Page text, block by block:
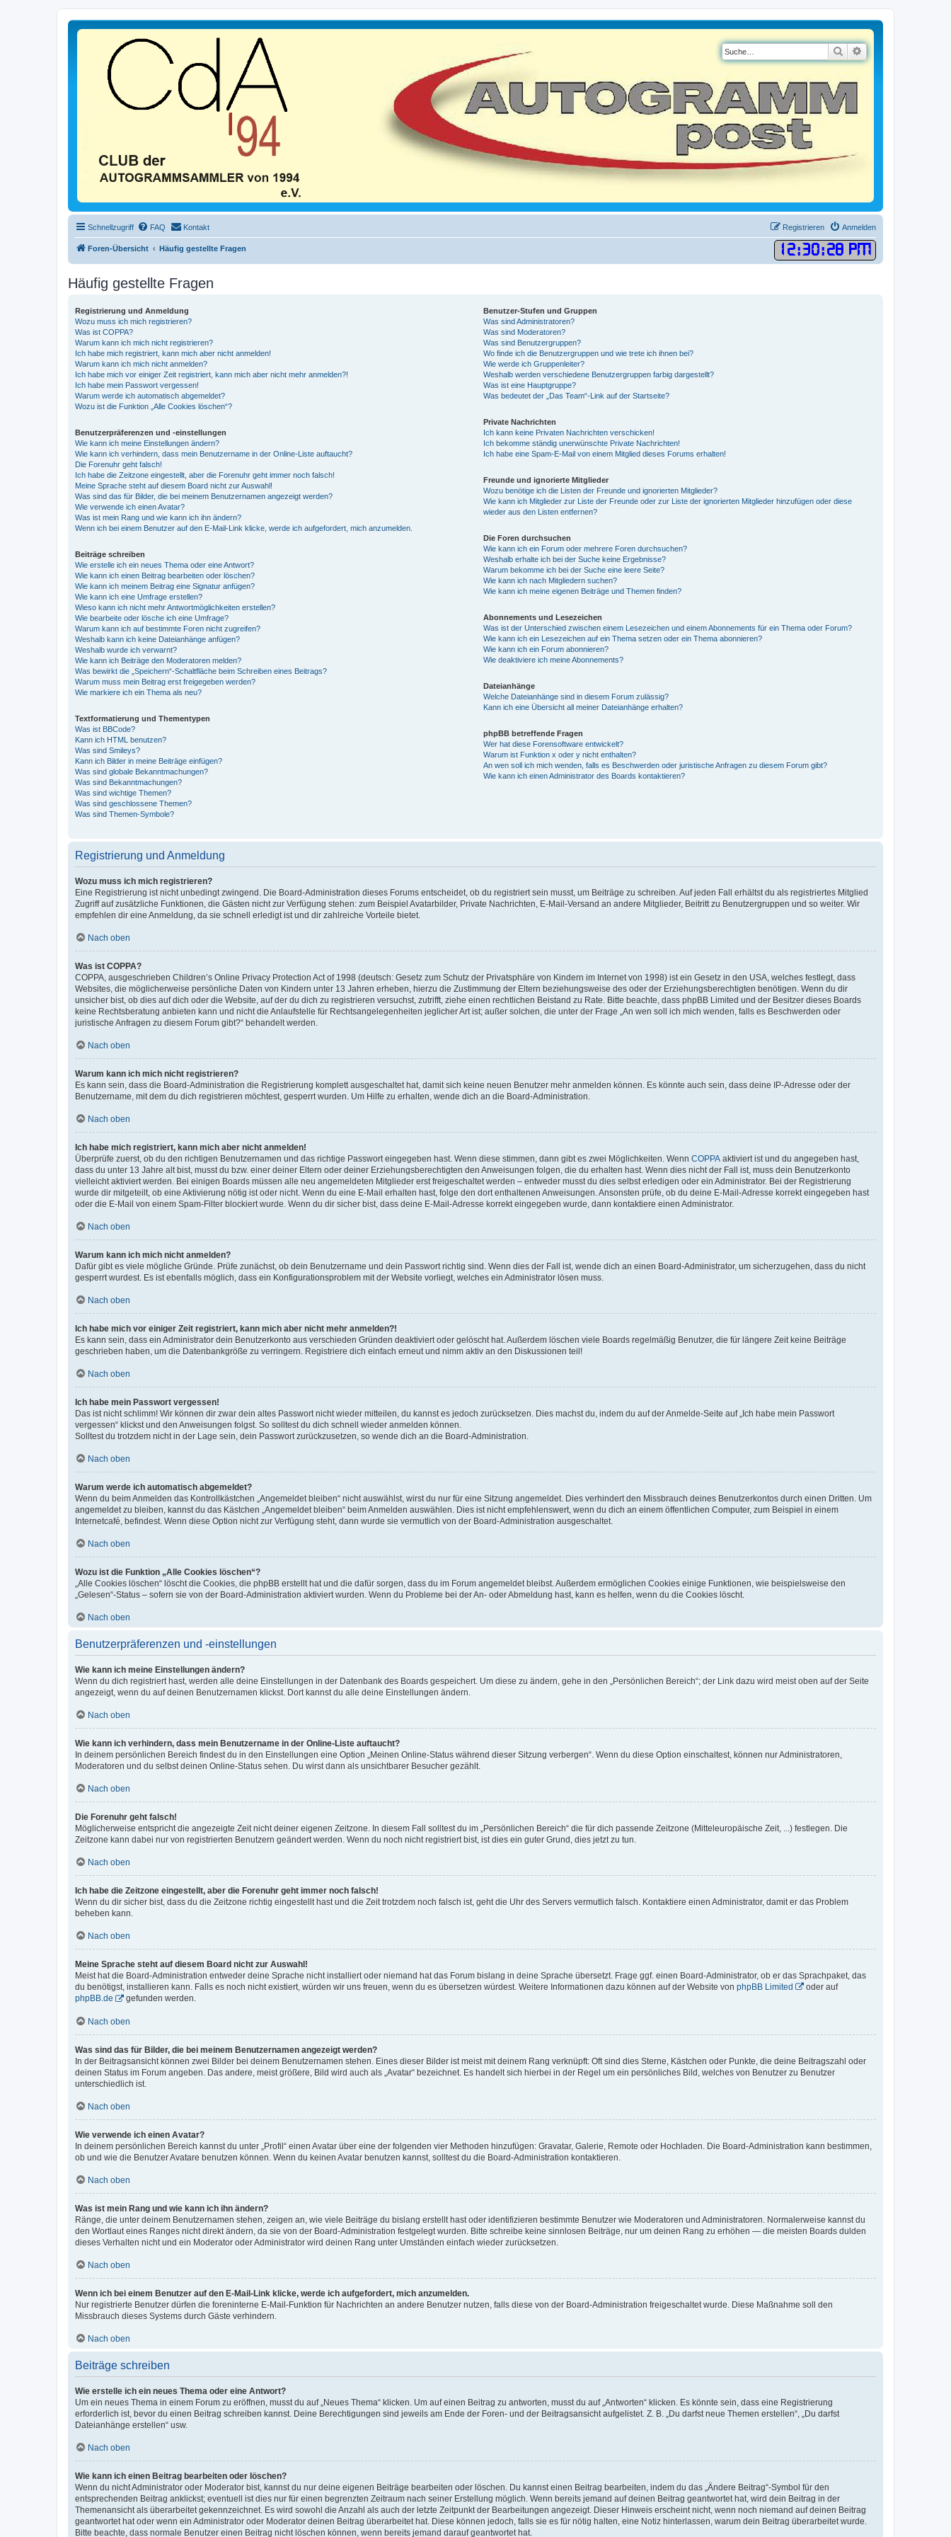
Suche
Schnellzugriff FAQ Kontakt Anmelden
Registrieren
Foren-Übersicht Häufig gestellte Fragen 12:30:29 PM
Häufig gestellte Fragen
Registrierung und Anmeldung
Wozu muss ich mich registrieren?
Was ist COPPA?
Warum kann ich mich nicht registrieren?
Ich habe mich registriert, kann mich aber nicht anmelden!
Warum kann ich mich nicht anmelden?
Ich habe mich vor einiger Zeit registriert, kann mich aber nicht mehr anmelden?!
Ich habe mein Passwort vergessen!
Warum werde ich automatisch abgemeldet?
Wozu ist die Funktion „Alle Cookies löschen“?
Benutzerpräferenzen und -einstellungen
Wie kann ich meine Einstellungen ändern?
Wie kann ich verhindern, dass mein Benutzername in der Online-Liste auftaucht?
Die Forenuhr geht falsch!
Ich habe die Zeitzone eingestellt, aber die Forenuhr geht immer noch falsch!
Meine Sprache steht auf diesem Board nicht zur Auswahl!
Was sind das für Bilder, die bei meinem Benutzernamen angezeigt werden?
Wie verwende ich einen Avatar?
Was ist mein Rang und wie kann ich ihn ändern?
Wenn ich bei einem Benutzer auf den E-Mail-Link klicke, werde ich aufgefordert, mich anzumelden.
Beiträge schreiben
Wie erstelle ich ein neues Thema oder eine Antwort?
Wie kann ich einen Beitrag bearbeiten oder löschen?
Wie kann ich meinem Beitrag eine Signatur anfügen?
Wie kann ich eine Umfrage erstellen?
Wieso kann ich nicht mehr Antwortmöglichkeiten erstellen?
Wie bearbeite oder lösche ich eine Umfrage?
Warum kann ich auf bestimmte Foren nicht zugreifen?
Weshalb kann ich keine Dateianhänge anfügen?
Weshalb wurde ich verwarnt?
Wie kann ich Beiträge den Moderatoren melden?
Was bewirkt die „Speichern“-Schaltfläche beim Schreiben eines Beitrags?
Warum muss mein Beitrag erst freigegeben werden?
Wie markiere ich ein Thema als neu?
Textformatierung und Thementypen
Was ist BBCode?
Kann ich HTML benutzen?
Was sind Smileys?
Kann ich Bilder in meine Beiträge einfügen?
Was sind globale Bekanntmachungen?
Was sind Bekanntmachungen?
Was sind wichtige Themen?
Was sind geschlossene Themen?
Was sind Themen-Symbole?
Benutzer-Stufen und Gruppen
Was sind Administratoren?
Was sind Moderatoren?
Was sind Benutzergruppen?
Wo finde ich die Benutzergruppen und wie trete ich ihnen bei?
Wie werde ich Gruppenleiter?
Weshalb werden verschiedene Benutzergruppen farbig dargestellt?
Was ist eine Hauptgruppe?
Was bedeutet der „Das Team“-Link auf der Startseite?
Private Nachrichten
Ich kann keine Privaten Nachrichten verschicken!
Ich bekomme ständig unerwünschte Private Nachrichten!
Ich habe eine Spam-E-Mail von einem Mitglied dieses Forums erhalten!
Freunde und ignorierte Mitglieder
Wozu benötige ich die Listen der Freunde und ignorierten Mitglieder?
Wie kann ich Mitglieder zur Liste der Freunde oder zur Liste der ignorierten Mitglieder hinzufügen oder diese
wieder aus den Listen entfernen?
Die Foren durchsuchen
Wie kann ich ein Forum oder mehrere Foren durchsuchen?
Weshalb erhalte ich bei der Suche keine Ergebnisse?
Warum bekomme ich bei der Suche eine leere Seite?
Wie kann ich nach Mitgliedern suchen?
Wie kann ich meine eigenen Beiträge und Themen finden?
Abonnements und Lesezeichen
Was ist der Unterschied zwischen einem Lesezeichen und einem Abonnements für ein Thema oder Forum?
Wie kann ich ein Lesezeichen auf ein Thema setzen oder ein Thema abonnieren?
Wie kann ich ein Forum abonnieren?
Wie deaktiviere ich meine Abonnements?
Dateianhänge
Welche Dateianhänge sind in diesem Forum zulässig?
Kann ich eine Übersicht all meiner Dateianhänge erhalten?
phpBB betreffende Fragen
Wer hat diese Forensoftware entwickelt?
Warum ist Funktion x oder y nicht enthalten?
An wen soll ich mich wenden, falls es Beschwerden oder juristische Anfragen zu diesem Forum gibt?
Wie kann ich einen Administrator des Boards kontaktieren?
Registrierung und Anmeldung
Wozu muss ich mich registrieren?
Eine Registrierung ist nicht unbedingt zwingend. Die Board-Administration dieses Forums entscheidet, ob du registriert sein musst, um Beiträge zu schreiben. Auf jeden Fall erhältst du als registriertes Mitglied
Zugriff auf zusätzliche Funktionen, die Gästen nicht zur Verfügung stehen: zum Beispiel Avatarbilder, Private Nachrichten, E-Mail-Versand an andere Mitglieder, Beitritt zu Benutzergruppen und so weiter. Wir
empfehlen dir eine Anmeldung, da sie schnell erledigt ist und dir zahlreiche Vorteile bietet.
Nach oben
Was ist COPPA?
COPPA, ausgeschrieben Children’s Online Privacy Protection Act of 1998 (deutsch: Gesetz zum Schutz der Privatsphäre von Kindern im Internet von 1998) ist ein Gesetz in den USA, welches festlegt, dass
Websites, die möglicherweise persönliche Daten von Kindern unter 13 Jahren erheben, hierzu die Zustimmung der Eltern beziehungsweise des oder der Erziehungsberechtigten benötigen. Wenn du dir
unsicher bist, ob dies auf dich oder die Website, auf der du dich zu registrieren versuchst, zutrifft, ziehe einen rechtlichen Beistand zu Rate. Bitte beachte, dass phpBB Limited und der Besitzer dieses Boards
keine Rechtsberatung anbieten kann und nicht die Anlaufstelle für Rechtsangelegenheiten jeglicher Art ist; außer solchen, die unter der Frage „An wen soll ich mich wenden, falls es Beschwerden oder
juristische Anfragen zu diesem Forum gibt?“ behandelt werden.
Nach oben
Warum kann ich mich nicht registrieren?
Es kann sein, dass die Board-Administration die Registrierung komplett ausgeschaltet hat, damit sich keine neuen Benutzer mehr anmelden können. Es könnte auch sein, dass deine IP-Adresse oder der
Benutzername, mit dem du dich registrieren möchtest, gesperrt wurden. Um Hilfe zu erhalten, wende dich an die Board-Administration.
Nach oben
Ich habe mich registriert, kann mich aber nicht anmelden!
Überprüfe zuerst, ob du den richtigen Benutzernamen und das richtige Passwort eingegeben hast. Wenn diese stimmen, dann gibt es zwei Möglichkeiten. Wenn COPPA aktiviert ist und du angegeben hast,
dass du unter 13 Jahre alt bist, musst du bzw. einer deiner Eltern oder deiner Erziehungsberechtigten den Anweisungen folgen, die du erhalten hast. Wenn dies nicht der Fall ist, muss dein Benutzerkonto
vielleicht aktiviert werden. Bei einigen Boards müssen alle neu angemeldeten Mitglieder erst freigeschaltet werden – entweder musst du dies selbst erledigen oder ein Administrator. Bei der Registrierung
wurde dir mitgeteilt, ob eine Aktivierung nötig ist oder nicht. Wenn du eine E-Mail erhalten hast, folge den dort enthaltenen Anweisungen. Ansonsten prüfe, ob du deine E-Mail-Adresse korrekt eingegeben hast
oder die E-Mail von einem Spam-Filter blockiert wurde. Wenn du dir sicher bist, dass deine E-Mail-Adresse korrekt eingegeben wurde, dann kontaktiere einen Administrator.
Nach oben
Warum kann ich mich nicht anmelden?
Dafür gibt es viele mögliche Gründe. Prüfe zunächst, ob dein Benutzername und dein Passwort richtig sind. Wenn dies der Fall ist, wende dich an einen Board-Administrator, um sicherzugehen, dass du nicht
gesperrt wurdest. Es ist ebenfalls möglich, dass ein Konfigurationsproblem mit der Website vorliegt, welches ein Administrator lösen muss.
Nach oben
Ich habe mich vor einiger Zeit registriert, kann mich aber nicht mehr anmelden?!
Es kann sein, dass ein Administrator dein Benutzerkonto aus verschieden Gründen deaktiviert oder gelöscht hat. Außerdem löschen viele Boards regelmäßig Benutzer, die für längere Zeit keine Beiträge
geschrieben haben, um die Datenbankgröße zu verringern. Registriere dich einfach erneut und nimm aktiv an den Diskussionen teil!
Nach oben
Ich habe mein Passwort vergessen!
Das ist nicht schlimm! Wir können dir zwar dein altes Passwort nicht wieder mitteilen, du kannst es jedoch zurücksetzen. Dies machst du, indem du auf der Anmelde-Seite auf „Ich habe mein Passwort
vergessen“ klickst und den Anweisungen folgst. So solltest du dich schnell wieder anmelden können.
Solltest du trotzdem nicht in der Lage sein, dein Passwort zurückzusetzen, so wende dich an die Board-Administration.
Nach oben
Warum werde ich automatisch abgemeldet?
Wenn du beim Anmelden das Kontrollkästchen „Angemeldet bleiben“ nicht auswählst, wirst du nur für eine Sitzung angemeldet. Dies verhindert den Missbrauch deines Benutzerkontos durch einen Dritten. Um
angemeldet zu bleiben, kannst du das Kästchen „Angemeldet bleiben“ beim Anmelden auswählen. Dies ist nicht empfehlenswert, wenn du dich an einem öffentlichen Computer, zum Beispiel in einem
Internetcafé, befindest. Wenn diese Option nicht zur Verfügung steht, dann wurde sie vermutlich von der Board-Administration ausgeschaltet.
Nach oben
Wozu ist die Funktion „Alle Cookies löschen“?
„Alle Cookies löschen“ löscht die Cookies, die phpBB erstellt hat und die dafür sorgen, dass du im Forum angemeldet bleibst. Außerdem ermöglichen Cookies einige Funktionen, wie beispielsweise den
„Gelesen“-Status – sofern sie von der Board-Administration aktiviert wurden. Wenn du Probleme bei der An- oder Abmeldung hast, kann es helfen, wenn du die Cookies löscht.
Nach oben
Benutzerpräferenzen und -einstellungen
Wie kann ich meine Einstellungen ändern?
Wenn du dich registriert hast, werden alle deine Einstellungen in der Datenbank des Boards gespeichert. Um diese zu ändern, gehe in den „Persönlichen Bereich“; der Link dazu wird meist oben auf der Seite
angezeigt, wenn du auf deinen Benutzernamen klickst. Dort kannst du alle deine Einstellungen ändern.
Nach oben
Wie kann ich verhindern, dass mein Benutzername in der Online-Liste auftaucht?
In deinem persönlichen Bereich findest du in den Einstellungen eine Option „Meinen Online-Status während dieser Sitzung verbergen“. Wenn du diese Option einschaltest, können nur Administratoren,
Moderatoren und du selbst deinen Online-Status sehen. Du wirst dann als unsichtbarer Besucher gezählt.
Nach oben
Die Forenuhr geht falsch!
Möglicherweise entspricht die angezeigte Zeit nicht deiner eigenen Zeitzone. In diesem Fall solltest du im „Persönlichen Bereich“ die für dich passende Zeitzone (Mitteleuropäische Zeit, ...) festlegen. Die
Zeitzone kann dabei nur von registrierten Benutzern geändert werden. Wenn du noch nicht registriert bist, ist dies ein guter Grund, dies jetzt zu tun.
Nach oben
Ich habe die Zeitzone eingestellt, aber die Forenuhr geht immer noch falsch!
Wenn du dir sicher bist, dass du die Zeitzone richtig eingestellt hast und die Zeit trotzdem noch falsch ist, geht die Uhr des Servers vermutlich falsch. Kontaktiere einen Administrator, damit er das Problem
beheben kann.
Nach oben
Meine Sprache steht auf diesem Board nicht zur Auswahl!
Meist hat die Board-Administration entweder deine Sprache nicht installiert oder niemand hat das Forum bislang in deine Sprache übersetzt. Frage ggf. einen Board-Administrator, ob er das Sprachpaket, das
du benötigst, installieren kann. Falls es noch nicht existiert, würden wir uns freuen, wenn du es übersetzen würdest. Weitere Informationen dazu können auf der Website von phpBB Limited
oder auf
phpBB.de
gefunden werden.
Nach oben
Was sind das für Bilder, die bei meinem Benutzernamen angezeigt werden?
In der Beitragsansicht können zwei Bilder bei deinem Benutzernamen stehen. Eines dieser Bilder ist meist mit deinem Rang verknüpft: Oft sind dies Sterne, Kästchen oder Punkte, die deine Beitragszahl oder
deinen Status im Forum angeben. Das andere, meist größere, Bild wird auch als „Avatar“ bezeichnet. Es handelt sich hierbei in der Regel um ein persönliches Bild, welches von Benutzer zu Benutzer
unterschiedlich ist.
Nach oben
Wie verwende ich einen Avatar?
In deinem persönlichen Bereich kannst du unter „Profil“ einen Avatar über eine der folgenden vier Methoden hinzufügen: Gravatar, Galerie, Remote oder Hochladen. Die Board-Administration kann bestimmen,
ob und wie die Benutzer Avatare benutzen können. Wenn du keinen Avatar benutzen kannst, solltest du die Board-Administration kontaktieren.
Nach oben
Was ist mein Rang und wie kann ich ihn ändern?
Ränge, die unter deinem Benutzernamen stehen, zeigen an, wie viele Beiträge du bislang erstellt hast oder identifizieren bestimmte Benutzer wie Moderatoren und Administratoren. Normalerweise kannst du
den Wortlaut eines Ranges nicht direkt ändern, da sie von der Board-Administration festgelegt wurden. Bitte schreibe keine sinnlosen Beiträge, nur um deinen Rang zu erhöhen — die meisten Boards dulden
dieses Verhalten nicht und ein Moderator oder Administrator wird deinen Rang unter Umständen einfach wieder zurücksetzen.
Nach oben
Wenn ich bei einem Benutzer auf den E-Mail-Link klicke, werde ich aufgefordert, mich anzumelden.
Nur registrierte Benutzer dürfen die foreninterne E-Mail-Funktion für Nachrichten an andere Benutzer nutzen, falls diese von der Board-Administration freigeschaltet wurde. Diese Maßnahme soll den
Missbrauch dieses Systems durch Gäste verhindern.
Nach oben
Beiträge schreiben
Wie erstelle ich ein neues Thema oder eine Antwort?
Um ein neues Thema in einem Forum zu eröffnen, musst du auf „Neues Thema“ klicken. Um auf einen Beitrag zu antworten, musst du auf „Antworten“ klicken. Es könnte sein, dass eine Registrierung
erforderlich ist, bevor du einen Beitrag schreiben kannst. Deine Berechtigungen sind jeweils am Ende der Foren- und der Beitragsansicht aufgelistet. Z. B. „Du darfst neue Themen erstellen“, „Du darfst
Dateianhänge erstellen“ usw.
Nach oben
Wie kann ich einen Beitrag bearbeiten oder löschen?
Wenn du nicht Administrator oder Moderator bist, kannst du nur deine eigenen Beiträge bearbeiten oder löschen. Du kannst einen Beitrag bearbeiten, indem du das „Ändere Beitrag“-Symbol für den
entsprechenden Beitrag anklickst; eventuell ist dies nur für einen begrenzten Zeitraum nach seiner Erstellung möglich. Wenn bereits jemand auf deinen Beitrag geantwortet hat, wird dein Beitrag in der
Themenansicht als überarbeitet gekennzeichnet. Es wird sowohl die Anzahl als auch der letzte Zeitpunkt der Bearbeitungen angezeigt. Dieser Hinweis erscheint nicht, wenn noch niemand auf deinen Beitrag
geantwortet hat oder wenn ein Administrator oder Moderator deinen Beitrag überarbeitet hat. Diese können jedoch, falls sie es für nötig halten, eine Notiz hinterlassen, warum dein Beitrag überarbeitet wurde.
Bitte beachte, dass normale Benutzer einen Beitrag nicht löschen können, wenn bereits jemand darauf geantwortet hat.